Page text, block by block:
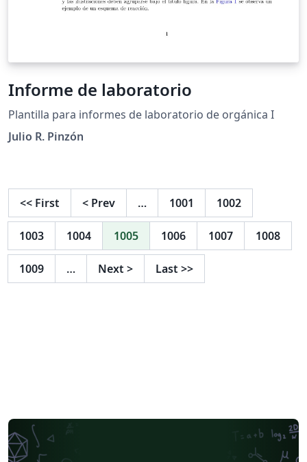
Informe de laboratorio
Plantilla para informes de laboratorio de orgánica I
Julio R. Pinzón
<< First < Prev … 1001 1002
1003 1004 1005 1006 1007 1008
1009 … Next > Last >>